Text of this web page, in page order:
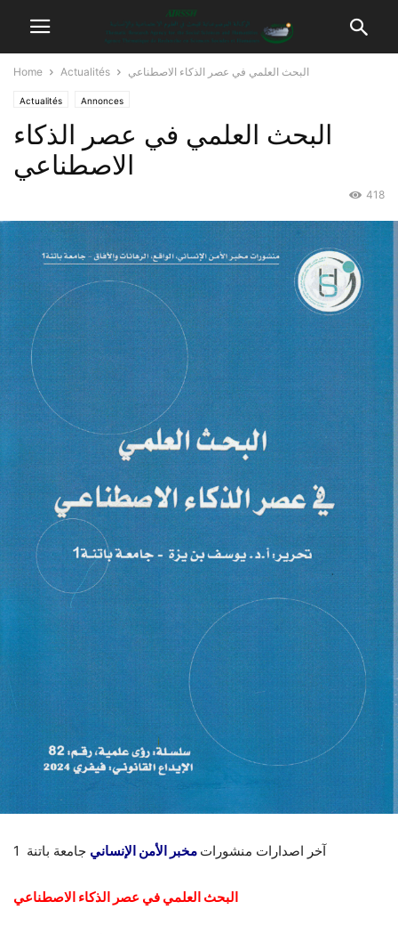
Home Actualités البحث العلمي في عصر الذكاء الاصطناعي
Actualités Annonces
البحث العلمي في عصر الذكاء
الاصطناعي
418
آخر اصدارات منشورات مخبر الأمن الإنساني جامعة باتنة 1
البحث العلمي في عصر الذكاء الاصطناعي